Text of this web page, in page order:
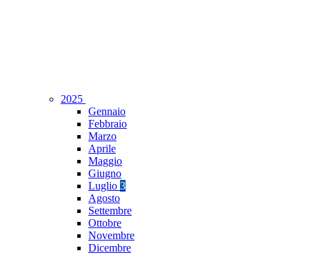
2025
Gennaio
Febbraio
Marzo
Aprile
Maggio
Giugno
Luglio 3
Agosto
Settembre
Ottobre
Novembre
Dicembre